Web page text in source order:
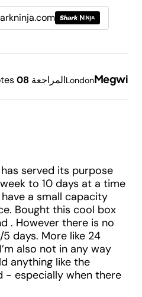
Megwi
Londonالمراجعة 8
0
served its purpose
to 10 days at a time
a small capacity
Bought this cool box
. However there is no
days. More like 24
also not in any way
anything like the
- especially when there